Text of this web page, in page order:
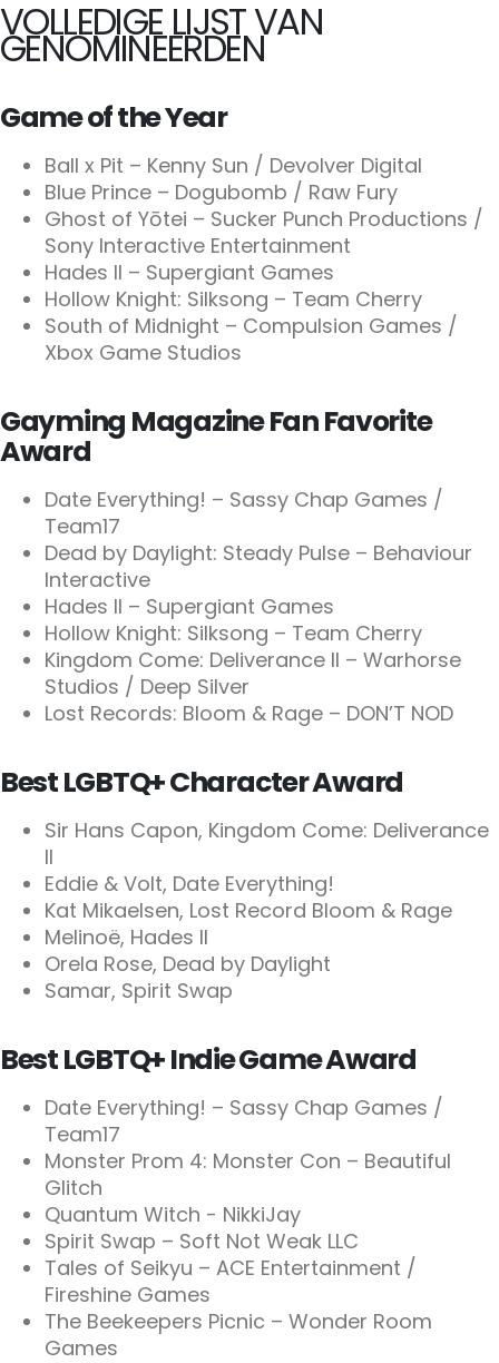
VOLLEDIGE LIJST VAN
GENOMINEERDEN
Game of the Year
Ball x Pit – Kenny Sun / Devolver Digital
Blue Prince – Dogubomb / Raw Fury
Ghost of Yōtei – Sucker Punch Productions /
Sony Interactive Entertainment
Hades II – Supergiant Games
Hollow Knight: Silksong – Team Cherry
South of Midnight – Compulsion Games /
Xbox Game Studios
Gayming Magazine Fan Favorite
Award
Date Everything! – Sassy Chap Games /
Team17
Dead by Daylight: Steady Pulse – Behaviour
Interactive
Hades II – Supergiant Games
Hollow Knight: Silksong – Team Cherry
Kingdom Come: Deliverance II – Warhorse
Studios / Deep Silver
Lost Records: Bloom & Rage – DON’T NOD
Best LGBTQ+ Character Award
Sir Hans Capon, Kingdom Come: Deliverance
II
Eddie & Volt, Date Everything!
Kat Mikaelsen, Lost Record Bloom & Rage
Melinoë, Hades II
Orela Rose, Dead by Daylight
Samar, Spirit Swap
Best LGBTQ+ Indie Game Award
Date Everything! – Sassy Chap Games /
Team17
Monster Prom 4: Monster Con – Beautiful
Glitch
Quantum Witch - NikkiJay
Spirit Swap – Soft Not Weak LLC
Tales of Seikyu – ACE Entertainment /
Fireshine Games
The Beekeepers Picnic – Wonder Room
Games